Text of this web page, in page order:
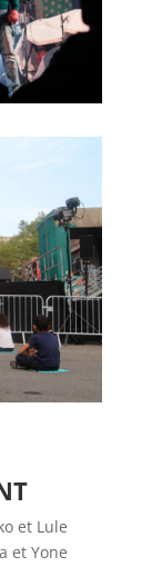
et Lule
et Yone